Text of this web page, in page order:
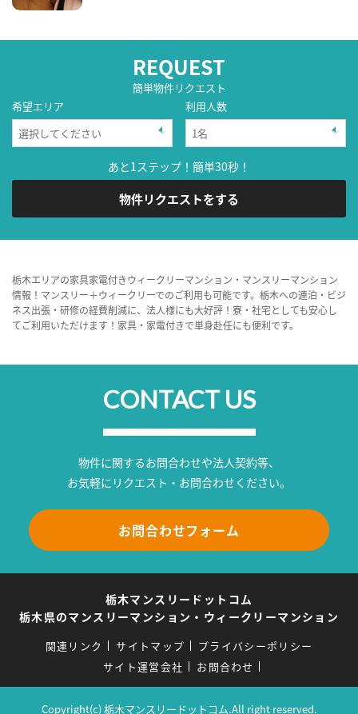
REQUEST
簡単物件リクエスト
希望エリア
利用人数
あと1ステップ！簡単30秒！
物件リクエストをする
栃木エリアの家具家電付きウィークリーマンション・マンスリーマンション
情報！マンスリー＋ウィークリーでのご利用も可能です。栃木への連泊・ビジ
ネス出張・研修の経費削減に、法人様にも大好評！寮・社宅としても安心し
てご利用いただけます！家具・家電付きで単身赴任にも便利です。
CONTACT US
物件に関するお問合わせや法人契約等、
お気軽にリクエスト・お問合わせください。
お問合わせフォーム
栃木マンスリードットコム
栃木県のマンスリーマンション・ウィークリーマンション
関連リンク サイトマップ
プライバシーポリシー
サイト運営会社
お問合わせ
Copyright(c) 栃木マンスリードットコム.All right reserved.